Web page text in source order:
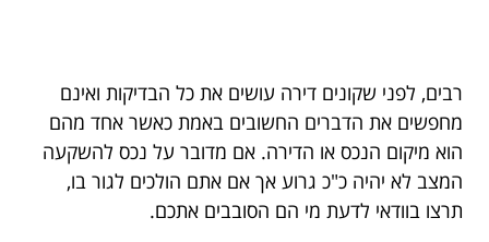
רבים, לפני שקונים דירה עושים את כל הבדיקות ואינם
מחפשים את הדברים החשובים באמת כאשר אחד מהם
הוא מיקום הנכס או הדירה. אם מדובר על נכס להשקעה
המצב לא יהיה כ"כ גרוע אך אם אתם הולכים לגור בו,
תרצו בוודאי לדעת מי הם הסובבים אתכם.